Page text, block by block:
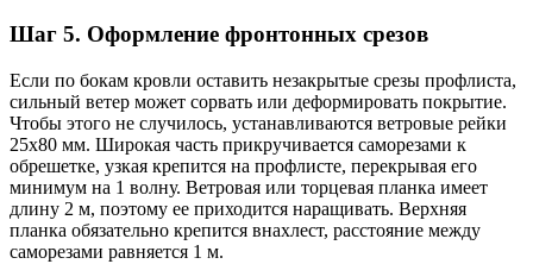
Шаг 5. Оформление фронтонных срезов
Если по бокам кровли оставить незакрытые срезы профлиста,
сильный ветер может сорвать или деформировать покрытие.
Чтобы этого не случилось, устанавливаются ветровые рейки
25х80 мм. Широкая часть прикручивается саморезами к
обрешетке, узкая крепится на профлисте, перекрывая его
минимум на 1 волну. Ветровая или торцевая планка имеет
длину 2 м, поэтому ее приходится наращивать. Верхняя
планка обязательно крепится внахлест, расстояние между
саморезами равняется 1 м.